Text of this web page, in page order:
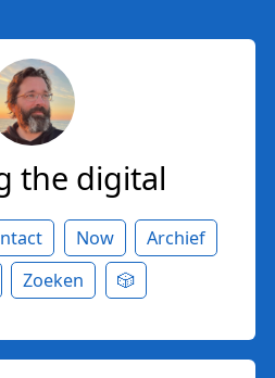
the digital
Now
Archief
Zoeken 🎲